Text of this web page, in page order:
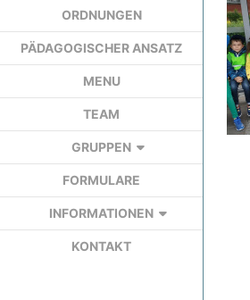
ORDNUNGEN
PÄDAGOGISCHER ANSATZ
MENU
TEAM
GRUPPEN
FORMULARE
INFORMATIONEN
KONTAKT